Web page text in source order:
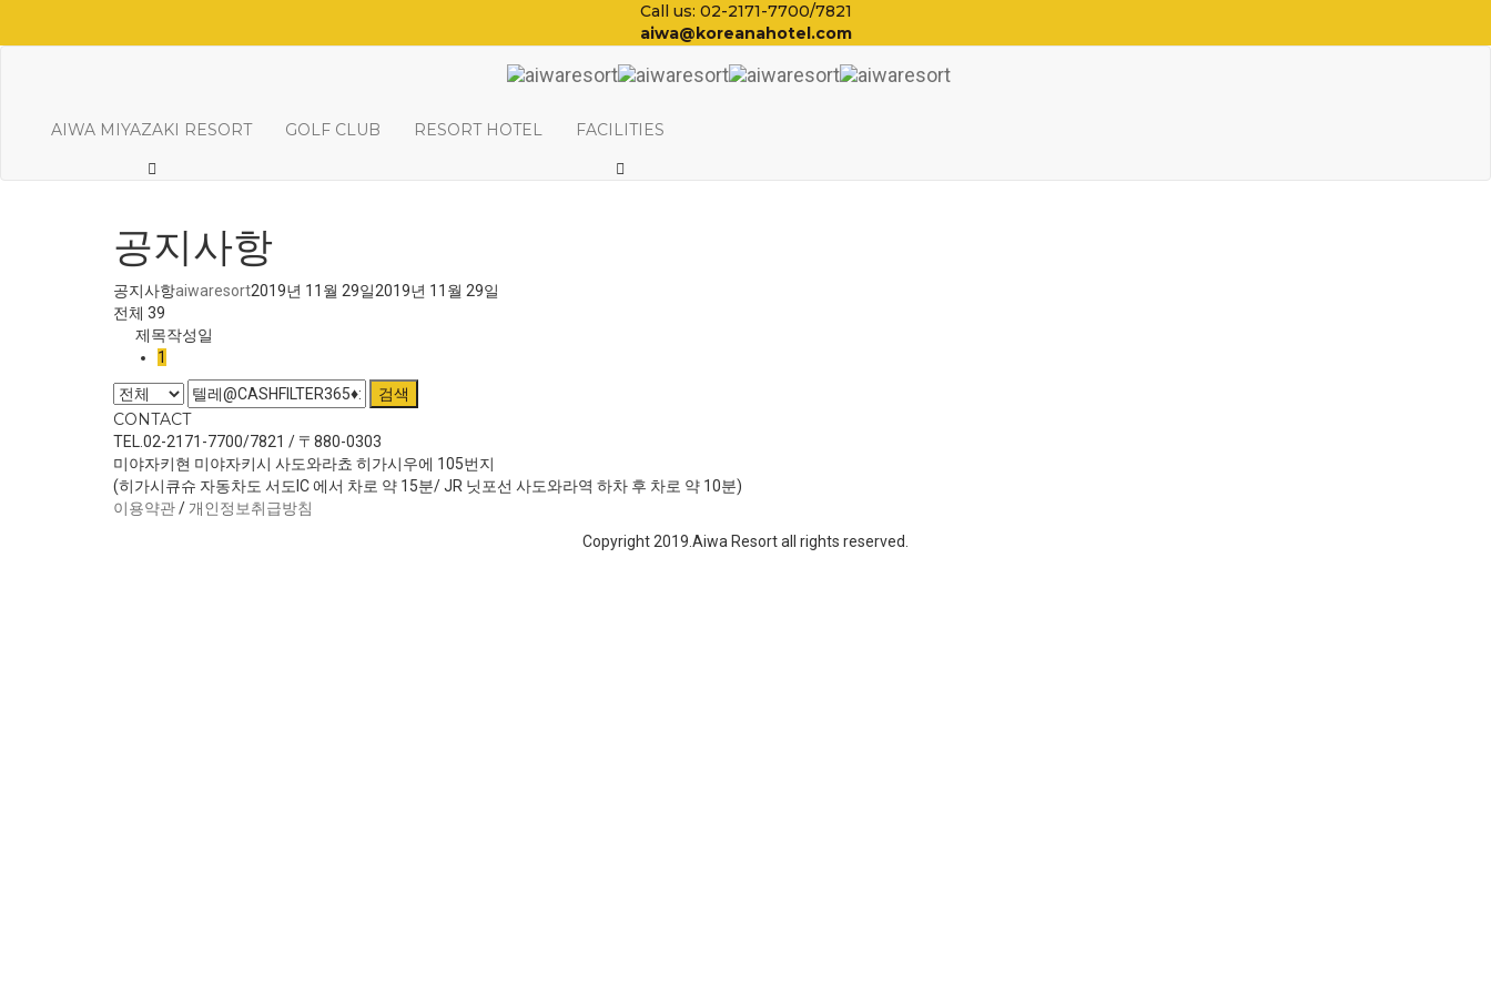
Call us: 02-2171-7700/7821
aiwa@koreanahotel.com
AIWA MIYAZAKI RESORT GOLF CLUB RESORT HOTEL FACILITIES
공지사항
공지사항aiwaresort2019년 11월 29일2019년 11월 29일
전체 39
제목작성일
1
검색
CONTACT
TEL.02-2171-7700/7821 / 〒880-0303
미야자키현 미야자키시 사도와라쵸 히가시우에 105번지
(히가시큐슈 자동차도 서도IC 에서 차로 약 15분/ JR 닛포선 사도와라역 하차 후 차로 약 10분)
이용약관/ 개인정보취급방침
Copyright 2019.Aiwa Resort all rights reserved.